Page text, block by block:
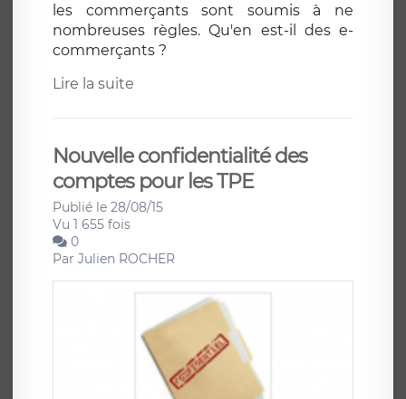
les commerçants sont soumis à ne
nombreuses règles. Qu'en est-il des e-
commerçants ?
Lire la suite
Nouvelle confidentialité des
comptes pour les TPE
Publié le 28/08/15
Vu 1 655 fois
0
Par Julien ROCHER